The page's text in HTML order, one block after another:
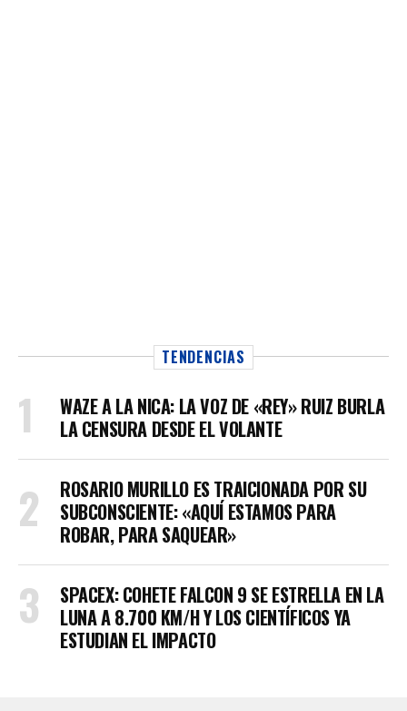
TENDENCIAS
WAZE A LA NICA: LA VOZ DE «REY» RUIZ BURLA
LA CENSURA DESDE EL VOLANTE
ROSARIO MURILLO ES TRAICIONADA POR SU
SUBCONSCIENTE: «AQUÍ ESTAMOS PARA
ROBAR, PARA SAQUEAR»
SPACEX: COHETE FALCON 9 SE ESTRELLA EN LA
LUNA A 8.700 KM/H Y LOS CIENTÍFICOS YA
ESTUDIAN EL IMPACTO